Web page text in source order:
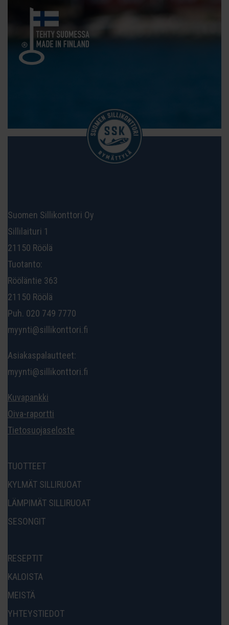
Suomen Sillikonttori Oy
Sillilaituri 1
21150 Röölä
Tuotanto:
Rööläntie 363
21150 Röölä
Puh. 020 749 7770
myynti@sillikonttori.fi
Asiakaspalautteet:
myynti@sillikonttori.fi
Kuvapankki
Oiva-raportti
Tietosuojaseloste
TUOTTEET
KYLMÄT SILLIRUOAT
LÄMPIMÄT SILLIRUOAT
SESONGIT
RESEPTIT
KALOISTA
MEISTÄ
YHTEYSTIEDOT